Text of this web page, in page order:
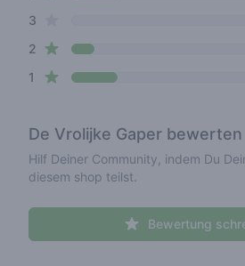
3
2 star reviews
1 star reviews
De Vrolijke Gaper bewerten
Hilf Deiner Community, indem Du
diesem shop teilst.
Bewertung